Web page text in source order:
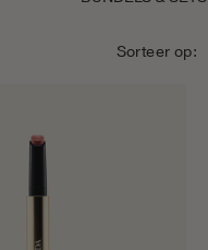
Sorteer op: